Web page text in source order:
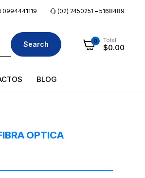
0994441119 (02) 2450251 – 5168489
Search 0 Total
$0.00
BLOG
OPTICA